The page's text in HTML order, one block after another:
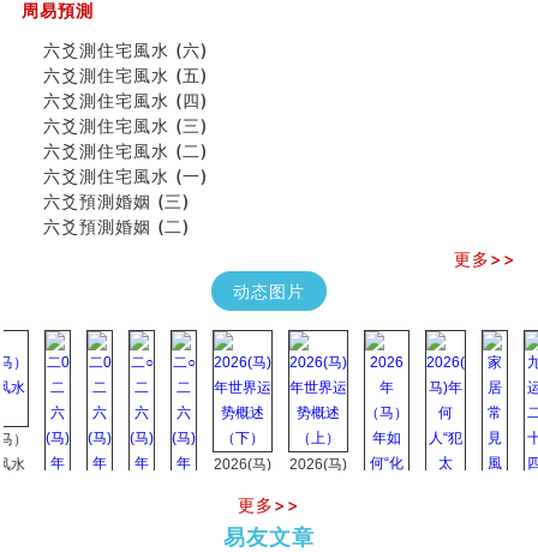
民間風水知識九十四條
马斯克八字分析
饭店餐馆风水布局知识
六爻占卜中如何预测官运、事业运？
《高岛易断》(三)
专家点评手上九大桃花线
四柱八字快速直断技法
天池水
创业容易成功的6种手相
算命先生都不外传的算命顺口溜
什么是到山到向？上山下水？
六爻算卦：我能面试升职吗？
《高岛易断》(一)
朱德總司命造 (名⼈⼋字淺析九）
刘燮鈞讲人相 手相论财运
如何给企业起名才能提高影响力
同年同月同日同时同地生命运为何却完全不同？
周易預測
六爻測住宅風水 (六)
六爻測住宅風水 (五)
六爻測住宅風水 (四)
六爻測住宅風水 (三)
六爻測住宅風水 (二)
六爻測住宅風水 (一)
六爻預測婚姻 (三)
六爻預測婚姻 (二)
更多>>
动态图片
2026(马)
（下）
2026(马)
势概述
（上）
更多>>
易友文章